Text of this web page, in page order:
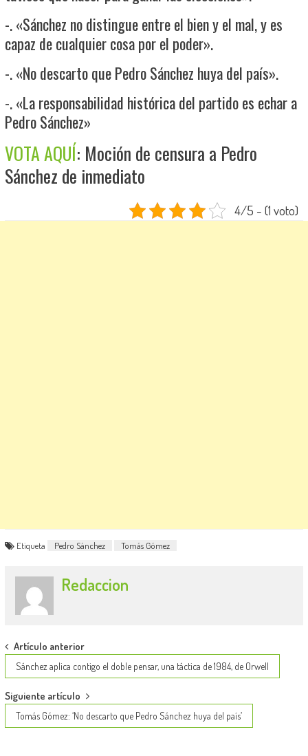
-. «Sánchez no distingue entre el bien y el mal, y es
capaz de cualquier cosa por el poder».
-. «No descarto que Pedro Sánchez huya del país».
-. «La responsabilidad histórica del partido es echar a
Pedro Sánchez»
VOTA AQUÍ: Moción de censura a Pedro
Sánchez de inmediato
4/5 - (1 voto)
Etiqueta Pedro Sánchez Tomás Gómez
Redaccion
Post
navigation
Artículo anterior
Sánchez aplica contigo el doble pensar, una táctica de 1984, de Orwell
Siguiente artículo
Tomás Gómez: ‘No descarto que Pedro Sánchez huya del país’